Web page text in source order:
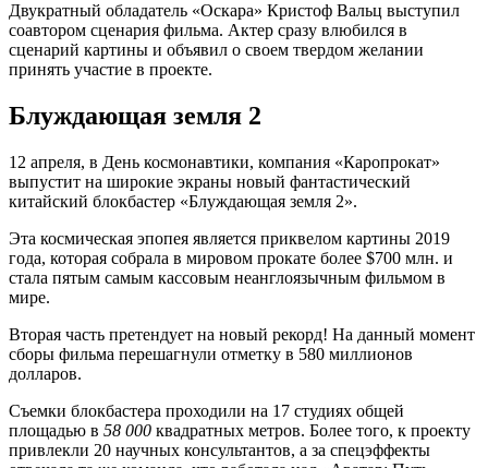
Двукратный обладатель «Оскара» Кристоф Вальц выступил
соавтором сценария фильма. Актер сразу влюбился в
сценарий картины и объявил о своем твердом желании
принять участие в проекте.
Блуждающая земля 2
12 апреля, в День космонавтики, компания «Каропрокат»
выпустит на широкие экраны новый фантастический
китайский блокбастер «Блуждающая земля 2».
Эта космическая эпопея является приквелом картины 2019
года, которая собрала в мировом прокате более $700 млн. и
стала пятым самым кассовым неанглоязычным фильмом в
мире.
Вторая часть претендует на новый рекорд! На данный момент
сборы фильма перешагнули отметку в 580 миллионов
долларов.
Съемки блокбастера проходили на 17 студиях общей
площадью в 58 000 квадратных метров. Более того, к проекту
привлекли 20 научных консультантов, а за спецэффекты